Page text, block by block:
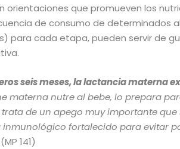
orientaciones que promueven los
de consumo de determinados
para cada etapa, pueden servir de
seis meses, la lactancia materna
materna nutre al bebe, lo prepara
de un apego muy importante
fortalecido para evitar
141)